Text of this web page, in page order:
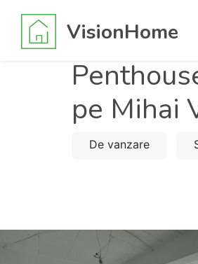
VisionHome
pe Mihai
De vanzare